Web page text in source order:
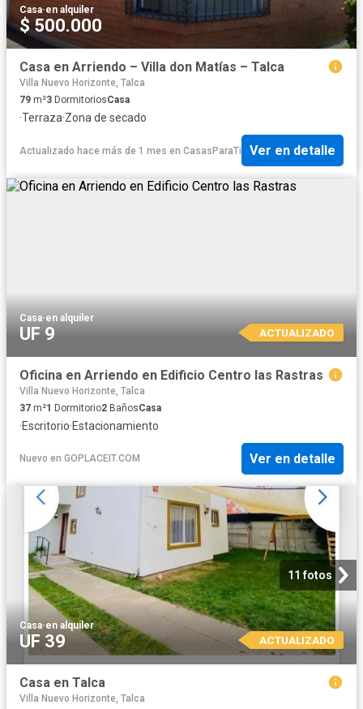
Casa·en alquiler
$ 500.000
Casa en Arriendo – Villa don Matías – Talca
Villa Nuevo Horizonte, Talca
79 m²3 DormitoriosCasa
·Terraza·Zona de secado
Actualizado hace más de 1 mes en CasasParaTi Ver en detalle
Casa·en alquiler
UF 9 ACTUALIZADO
Oficina en Arriendo en Edificio Centro las Rastras
Villa Nuevo Horizonte, Talca
37 m²1 Dormitorio2 BañosCasa
·Escritorio·Estacionamiento
Nuevo en GOPLACEIT.COM Ver en detalle
11 fotos
Casa·en alquiler
UF 39 ACTUALIZADO
Casa en Talca
Villa Nuevo Horizonte, Talca